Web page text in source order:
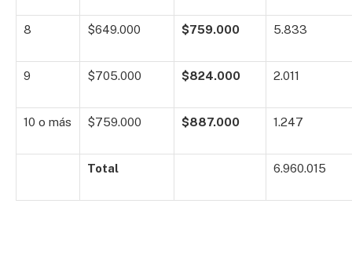
8 $649.000 $759.000 5.833
9 $705.000 $824.000 2.011
10 o más $759.000 $887.000 1.247
Total 6.960.015